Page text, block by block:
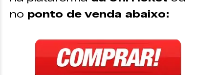
no ponto de venda abaixo: